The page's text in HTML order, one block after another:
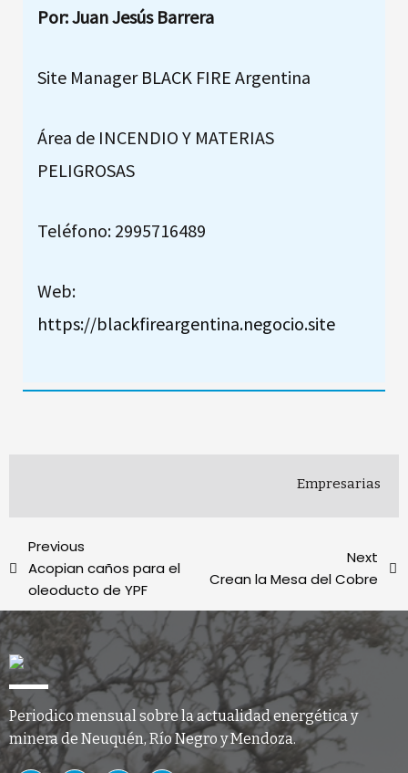
Por: Juan Jesús Barrera
Site Manager BLACK FIRE Argentina
Área de INCENDIO Y MATERIAS
PELIGROSAS
Teléfono: 2995716489
Web:
https://blackfireargentina.negocio.site
Empresarias
Previous
Acopian caños para el
oleoducto de YPF
Next
Crean la Mesa del Cobre
Periodico mensual sobre la actualidad energética y
minera de Neuquén, Río Negro y Mendoza.